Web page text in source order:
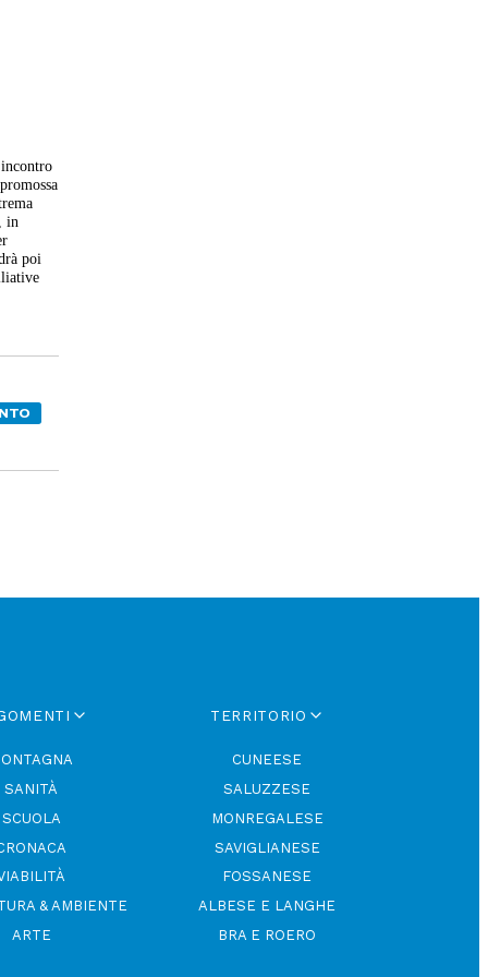
in
poi
SANITÀ
SCUOLA
& AMBIENTE
ARTE
TERRITORIO
CUNEESE
SALUZZESE
MONREGALESE
SAVIGLIANESE
FOSSANESE
ALBESE E LANGHE
BRA E ROERO